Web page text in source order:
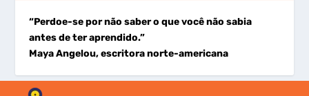
“Perdoe-se por não saber o que você não sabia
antes de ter aprendido.”
Maya Angelou, escritora norte-americana